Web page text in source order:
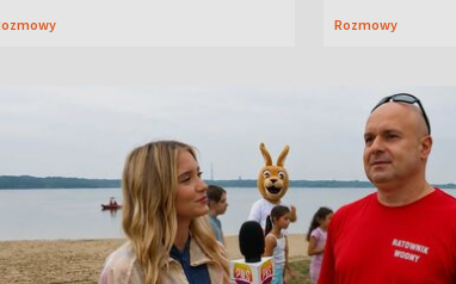
Rozmowy Rozmowy